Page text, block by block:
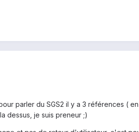
parler du SGS2 il y a 3 références (
dessus, je suis preneur ;)